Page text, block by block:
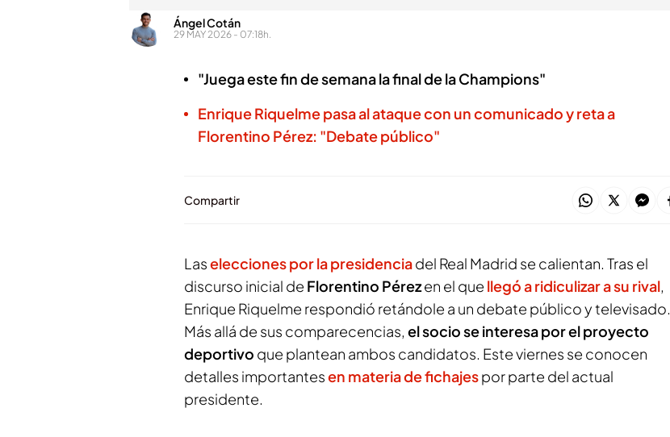
Ángel Cotán
29 MAY 2026 - 07:18h.
"Juega este fin de semana la final de la Champions"
Enrique Riquelme pasa al ataque con un comunicado y reta a
Florentino Pérez: "Debate público"
Compartir
Laselecciones por la presidenciadel Real Madrid se calientan. Tras el
discurso inicial de Florentino Pérezen el que llegó a ridiculizar a su rival,
Enrique Riquelme respondió retándole a un debate público y televisado.
Más allá de sus comparecencias, el socio se interesa por el proyecto
deportivo que plantean ambos candidatos. Este viernes se conocen
detalles importantesen materia de fichajespor parte del actual
presidente.